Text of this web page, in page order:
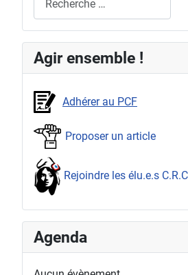
Agir ensemble !
Adhérer au PCF
Proposer un article
Rejoindre les élu.e.s
Agenda